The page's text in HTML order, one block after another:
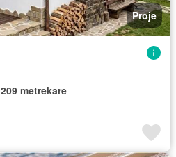
Proje
209 metrekare